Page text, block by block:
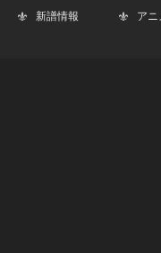
新譜情報
アニ